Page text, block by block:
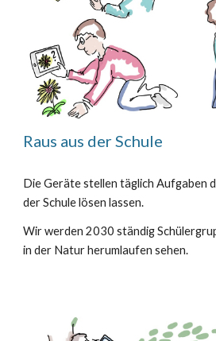
Raus aus der Schule
Die Geräte stellen täglich Aufgaben
der Schule lösen lassen.
Wir werden 2030 ständig
in der Natur herumlaufen sehen.